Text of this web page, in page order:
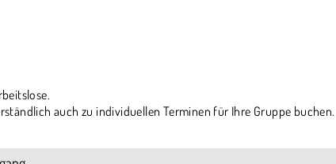
auch zu individuellen Terminen für Ihre Gruppe buchen.